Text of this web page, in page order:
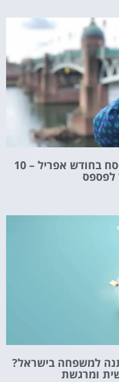
הולנד למשפחות עם ילדים בפסח בחודש אפריל – 10
לפספס
למשפחה בישראל?
ומרגשת